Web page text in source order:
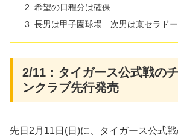
希望の日程分は確保
長男は甲子園球場 次男は京セラド
2/11：タイガース公式戦の
ンクラブ先行発売
先日2月11日(日)に、タイガース公式